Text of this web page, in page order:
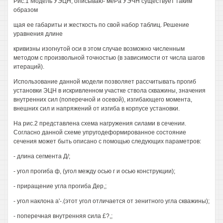
образом
щая ее габариты и жесткость по свой набор таблиц. Решение
уравнения длине
кривизны изогнутой оси в этом случае возможно численным
методом с произвольной точностью (в зависимости от числа шагов
итераций).
Использование данной модели позволяет рассчитывать прогиб
установки ЭЦН в искривленном участке ствола скважины, значения
внутренних сил (поперечной и осевой), изгибающего момента,
внешних сил и напряжений от изгиба в корпусе установки.
На рис.2 представлена схема нагружения силами в сечении.
Согласно данной схеме упругодеформированное состояние
сечения может быть описано с помощью следующих параметров:
- длина сегмента Д/;
- угол прогиба ф, (угол между осью г и осью конструкции);
- приращение угла прогиба Дер,;
- угол наклона а'-.(этот угол отличается от зенитного угла скважины);
- поперечная внутренняя сила £?,;